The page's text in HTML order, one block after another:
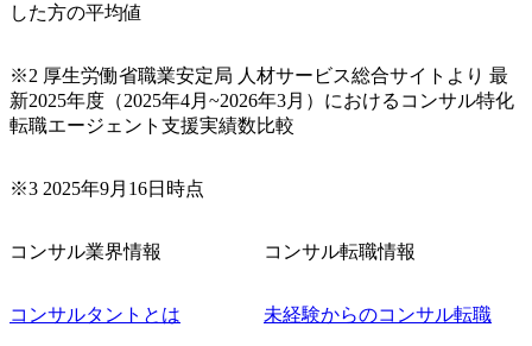
した方の平均値
※2 厚生労働省職業安定局 人材サービス総合サイトより 最
新2025年度（2025年4月~2026年3月）におけるコンサル特化
転職エージェント支援実績数比較
※3 2025年9月16日時点
コンサル業界情報
コンサルタントとは
コンサル転職情報
未経験からのコンサル転職